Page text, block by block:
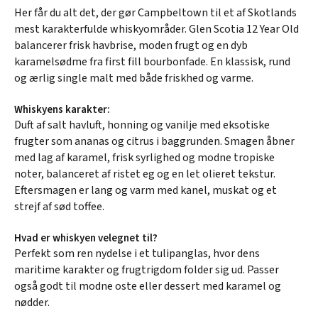
Her får du alt det, der gør Campbeltown til et af Skotlands
mest karakterfulde whiskyområder. Glen Scotia 12 Year Old
balancerer frisk havbrise, moden frugt og en dyb
karamelsødme fra first fill bourbonfade. En klassisk, rund
og ærlig single malt med både friskhed og varme.
Whiskyens karakter:
Duft af salt havluft, honning og vanilje med eksotiske
frugter som ananas og citrus i baggrunden. Smagen åbner
med lag af karamel, frisk syrlighed og modne tropiske
noter, balanceret af ristet eg og en let olieret tekstur.
Eftersmagen er lang og varm med kanel, muskat og et
strejf af sød toffee.
Hvad er whiskyen velegnet til?
Perfekt som ren nydelse i et tulipanglas, hvor dens
maritime karakter og frugtrigdom folder sig ud. Passer
også godt til modne oste eller dessert med karamel og
nødder.